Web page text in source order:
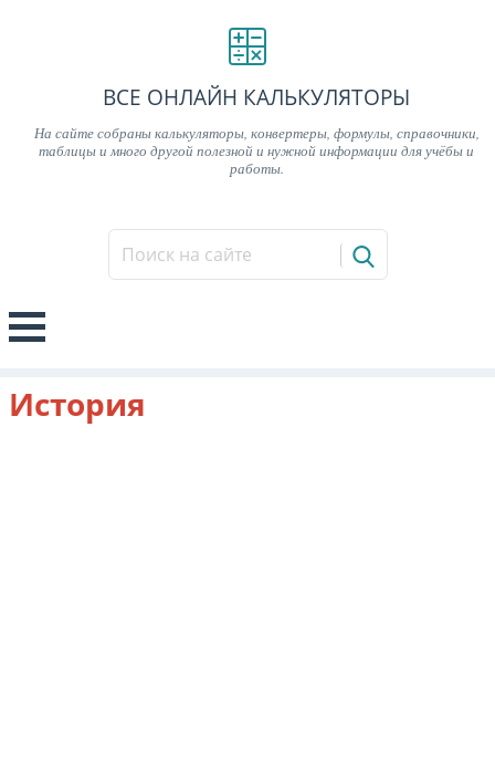
ВСЕ ОНЛАЙН КАЛЬКУЛЯТОРЫ
На сайте собраны калькуляторы, конвертеры, формулы, справочники,
таблицы и много другой полезной и нужной информации для учёбы и
работы.
История